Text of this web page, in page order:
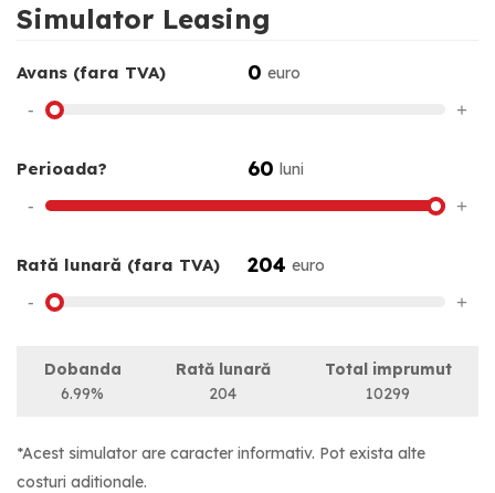
Simulator Leasing
Avans (fara TVA) 0 euro
- +
Perioada? 60 luni
- +
Rată lunară (fara TVA) 204 euro
- +
Dobanda
6.99%
Rată lunară
204
Total imprumut
10299
*Acest simulator are caracter informativ. Pot exista alte
costuri aditionale.